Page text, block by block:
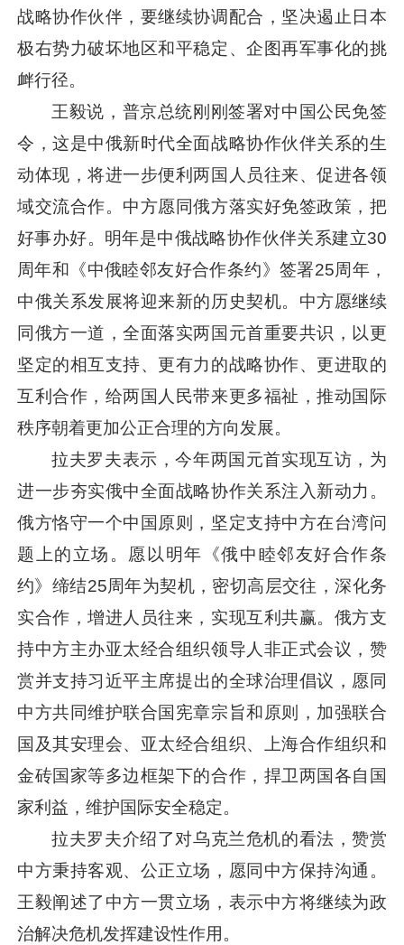
战略协作伙伴，要继续协调配合，坚决遏止日本
极右势力破坏地区和平稳定、企图再军事化的挑
衅行径。
王毅说，普京总统刚刚签署对中国公民免签
令，这是中俄新时代全面战略协作伙伴关系的生
动体现，将进一步便利两国人员往来、促进各领
域交流合作。中方愿同俄方落实好免签政策，把
好事办好。明年是中俄战略协作伙伴关系建立30
周年和《中俄睦邻友好合作条约》签署25周年，
中俄关系发展将迎来新的历史契机。中方愿继续
同俄方一道，全面落实两国元首重要共识，以更
坚定的相互支持、更有力的战略协作、更进取的
互利合作，给两国人民带来更多福祉，推动国际
秩序朝着更加公正合理的方向发展。
拉夫罗夫表示，今年两国元首实现互访，为
进一步夯实俄中全面战略协作关系注入新动力。
俄方恪守一个中国原则，坚定支持中方在台湾问
题上的立场。愿以明年《俄中睦邻友好合作条
约》缔结25周年为契机，密切高层交往，深化务
实合作，增进人员往来，实现互利共赢。俄方支
持中方主办亚太经合组织领导人非正式会议，赞
赏并支持习近平主席提出的全球治理倡议，愿同
中方共同维护联合国宪章宗旨和原则，加强联合
国及其安理会、亚太经合组织、上海合作组织和
金砖国家等多边框架下的合作，捍卫两国各自国
家利益，维护国际安全稳定。
拉夫罗夫介绍了对乌克兰危机的看法，赞赏
中方秉持客观、公正立场，愿同中方保持沟通。
王毅阐述了中方一贯立场，表示中方将继续为政
治解决危机发挥建设性作用。